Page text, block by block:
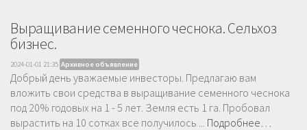
Выращивание семенного чеснока. Сельхоз
бизнес.
2024-01-01 21:35 Архивное объявление
Добрый день уважаемые инвесторы. Предлагаю вам
вложить свои средства в выращивание семенного чеснока
под 20% годовых на 1 - 5 лет. Земля есть 1 га. Пробовал
вырастить на 10 сотках все получилось ... Подробнее…